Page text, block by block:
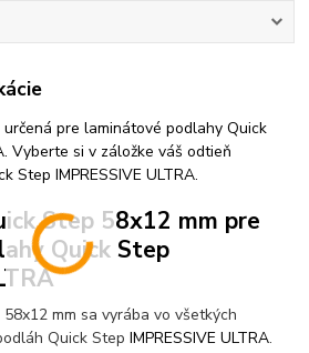
pre laminátové podlahy Quick
Vyberte si v záložke váš odtieň
Step IMPRESSIVE ULTRA.
Step 58x12 mm pre
Quick Step
mm sa vyrába vo všetkých
Quick StepIMPRESSIVE ULTRA.